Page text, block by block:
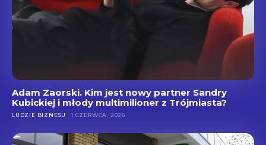
Adam Zaorski. Kim jest nowy partner Sandry
Kubickiej i młody multimilioner z Trójmiasta?
LUDZIE BIZNESU 1 CZERWCA, 2026